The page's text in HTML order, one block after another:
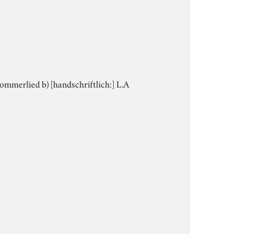
b) [handschriftlich:] L.A